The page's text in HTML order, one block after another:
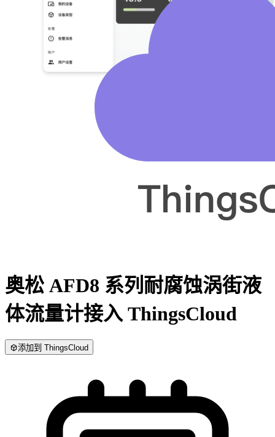
奥松 AFD8 系列耐腐蚀涡街液
体流量计接入 ThingsCloud
添加到 ThingsCloud